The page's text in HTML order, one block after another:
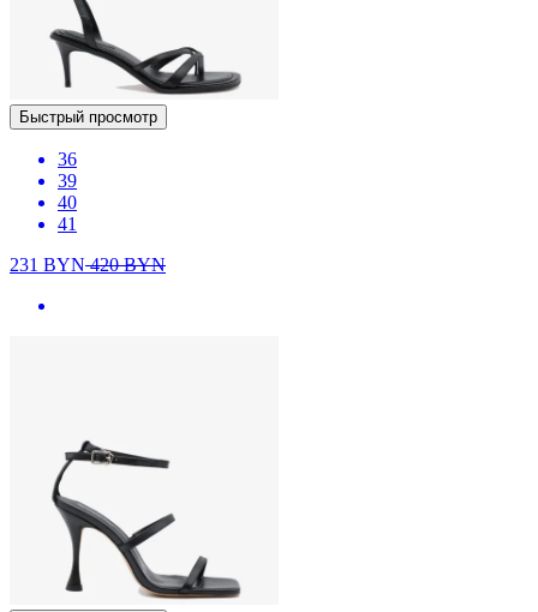
Быстрый просмотр
36
39
40
41
231 BYN420BYN